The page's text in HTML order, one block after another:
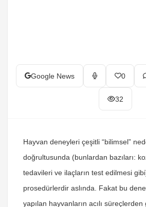
Google News 0
32
Hayvan deneyleri çeşitli “bilimsel”
doğrultusunda (bunlardan bazıları:
tedavileri ve ilaçların test edilmesi
prosedürlerdir aslında. Fakat bu
yapılan hayvanların acılı